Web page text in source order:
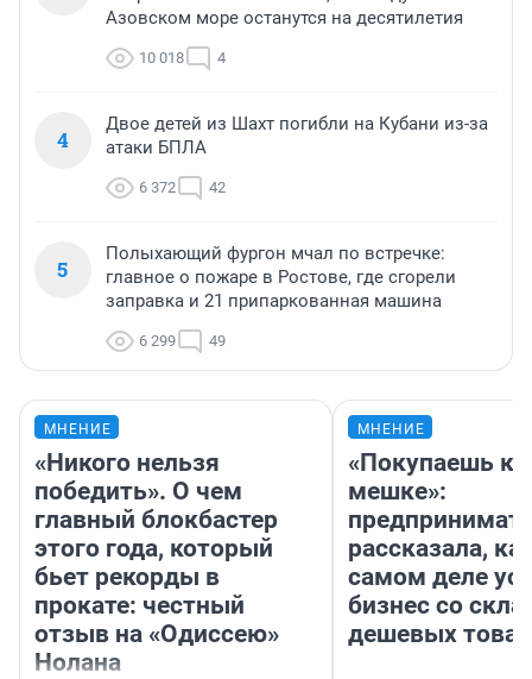
Азовском море останутся на десятилетия
10 018 4
4
Двое детей из Шахт погибли на Кубани из-за
атаки БПЛА
6 372 42
5
Полыхающий фургон мчал по встречке:
главное о пожаре в Ростове, где сгорели
заправка и 21 припаркованная машина
6 299 49
МНЕНИЕ
«Никого нельзя
победить». О чем
главный блокбастер
этого года, который
бьет рекорды в
прокате: честный
отзыв на «Одиссею»
Нолана
МНЕНИЕ
«Покупаешь
мешке»:
рассказала,
самом деле
бизнес со
дешевых